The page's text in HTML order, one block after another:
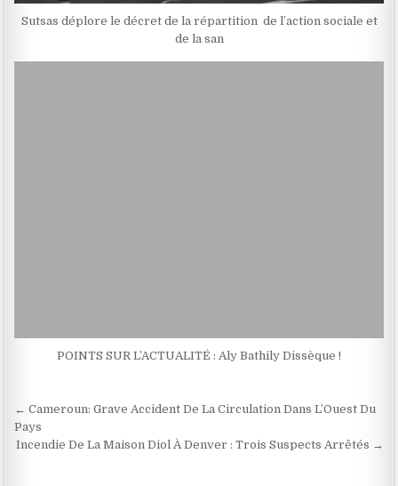
Sutsas déplore le décret de la répartition de l’action sociale et
de la san
POINTS SUR L’ACTUALITÉ : Aly Bathily Dissèque !
Navigation
de
← Cameroun: Grave Accident De La Circulation Dans L’Ouest Du
Pays
Incendie De La Maison Diol À Denver : Trois Suspects Arrêtés →